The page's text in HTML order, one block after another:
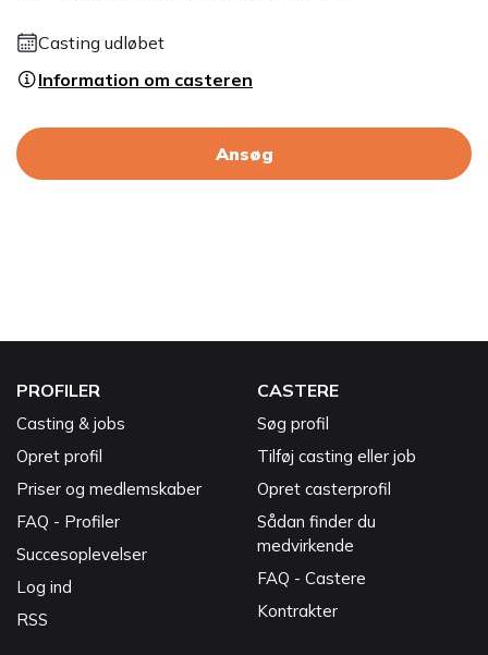
Casting udløbet
Information om casteren
Ansøg
PROFILER
Casting & jobs
Opret profil
Priser og medlemskaber
FAQ - Profiler
Succesoplevelser
Log ind
RSS
CASTERE
Søg profil
Tilføj casting eller job
Opret casterprofil
Sådan finder du
medvirkende
FAQ - Castere
Kontrakter